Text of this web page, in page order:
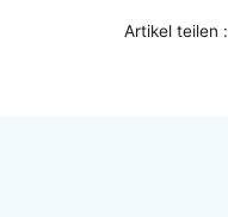
Artikel teilen :